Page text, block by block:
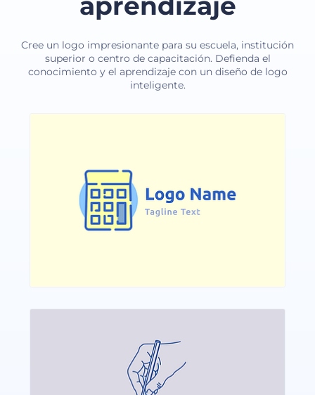
Cree un logo impresionante para su escuela, institución
superior o centro de capacitación. Defienda el
conocimiento y el aprendizaje con un diseño de logo
inteligente.